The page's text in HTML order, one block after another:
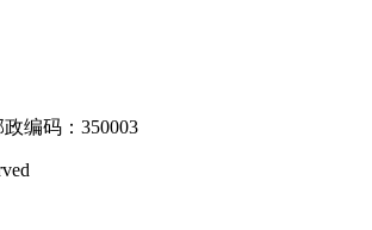
政编码：350003